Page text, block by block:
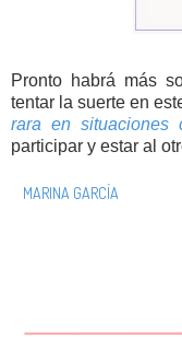
Pronto habrá más
tentar la suerte en
rara en situaciones
participar y estar al
MARINA GARCÍA